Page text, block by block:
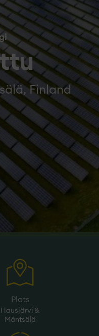
Finland
Plats
Hausjärvi &
Mäntsälä